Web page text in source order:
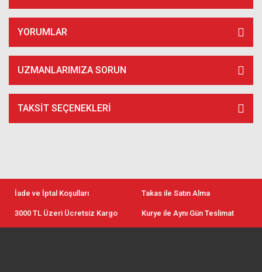
YORUMLAR
UZMANLARIMIZA SORUN
TAKSIT SEÇENEKLERI
İade ve İptal Koşulları Takas ile Satın Alma
3000 TL Üzeri Ücretsiz Kargo Kurye ile Aynı Gün Teslimat